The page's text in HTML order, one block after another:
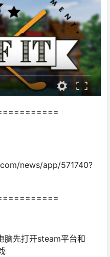
news/app/571740?
脑先打开steam平台和